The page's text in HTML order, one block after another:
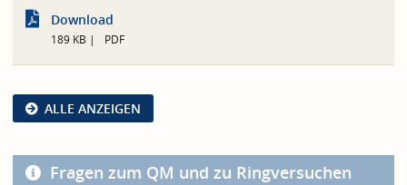
Download
189 KB PDF
ALLE ANZEIGEN
Fragen zum QM und zu Ringversuchen